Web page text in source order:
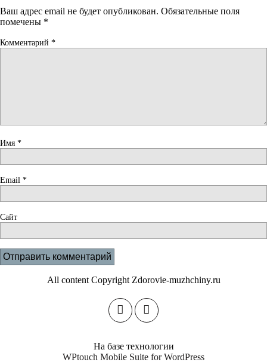
Ваш адрес email не будет опубликован. Обязательные поля
помечены *
Комментарий *
Имя *
Email *
Сайт
All content Copyright Zdorovie-muzhchiny.ru
На базе технологии
WPtouch Mobile Suite for WordPress